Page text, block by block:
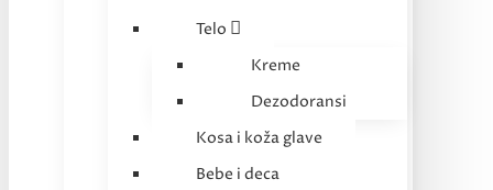
Telo
Kreme
Dezodoransi
Kosa i koža glave
Bebe i deca